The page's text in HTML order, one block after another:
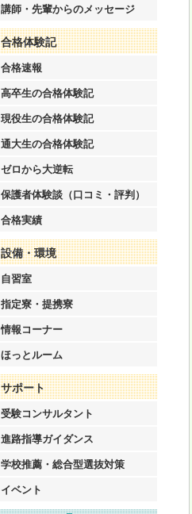
講師・先輩からのメッセージ
合格体験記
合格速報
高卒生の合格体験記
現役生の合格体験記
通大生の合格体験記
ゼロから大逆転
保護者体験談（口コミ・評判）
合格実績
設備・環境
自習室
指定寮・提携寮
情報コーナー
ほっとルーム
サポート
受験コンサルタント
進路指導ガイダンス
学校推薦・総合型選抜対策
イベント